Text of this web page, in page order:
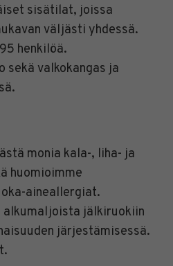
sisätilat, joissa
väljästi yhdessä.
henkilöä.
sekä valkokangas ja
monia kala-, liha- ja
huomioimme
aineallergiat.
alkumaljoista jälkiruokiin
järjestämisessä.